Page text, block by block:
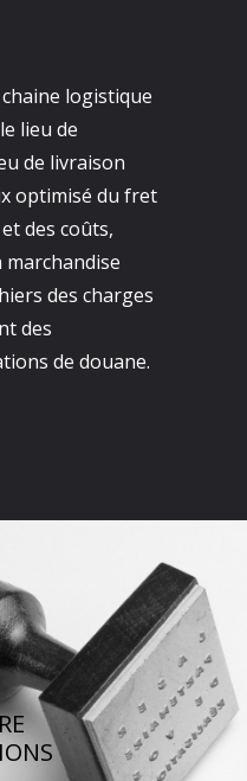
logistique
lieu de
de livraison
optimisé du fret
des coûts,
des charges
des
de douane.